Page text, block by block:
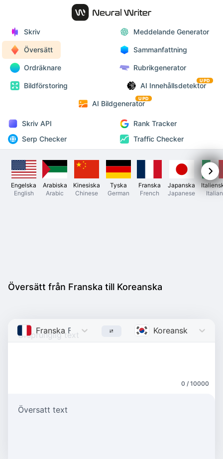
Skriv Meddelande Generator
Översätt Sammanfattning
Ordräknare Rubrikgenerator
Bildförstoring AI Innehållsdetektor
UPD
AI Bildgenerator
UPD
Skriv API
Rank Tracker
Serp Checker
Traffic Checker
Engelska
English
Arabiska
Arabic
Kinesiska
Chinese
Tyska
German
Franska
French
Japanska
Japanese
Italian
Översätt från Franska till Koreanska
Franska French Koreanska Korean
0 / 10000
Översatt text